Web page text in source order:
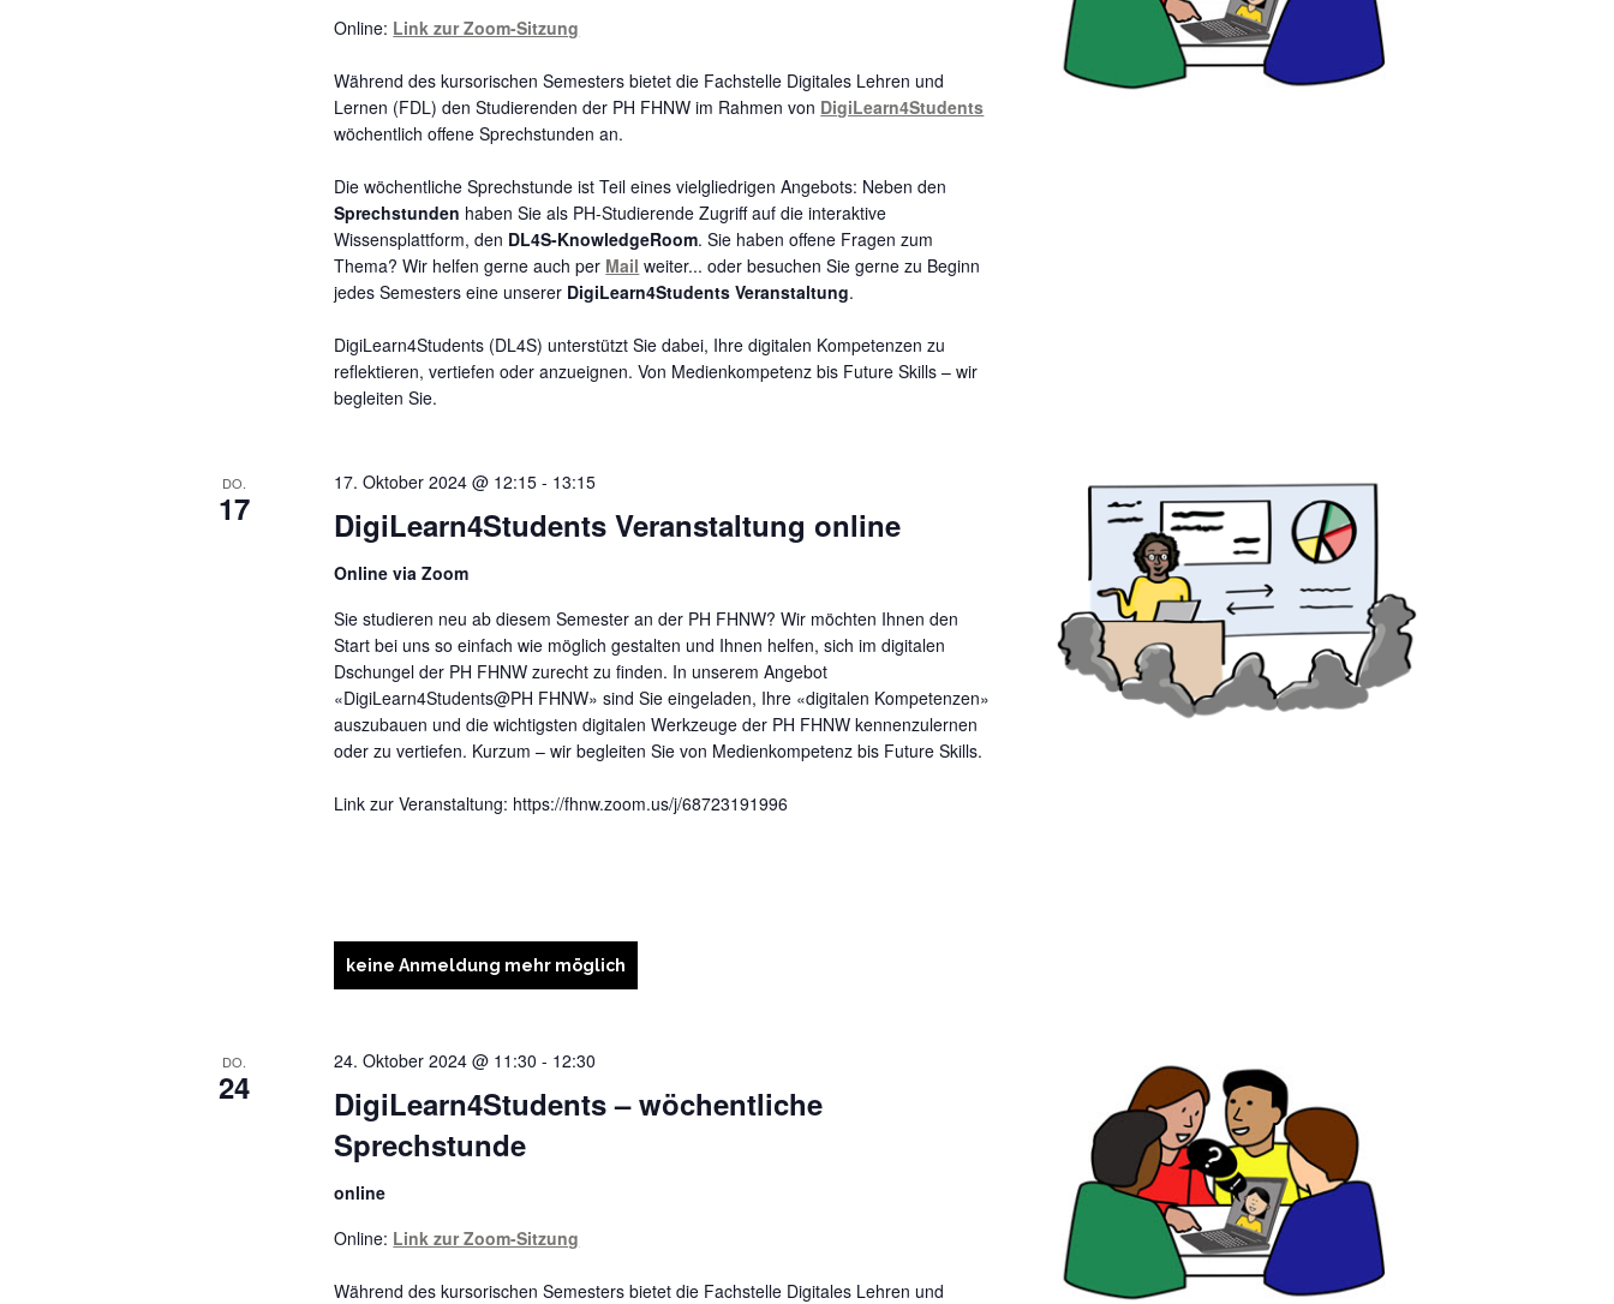
Online: Link zur Zoom-Sitzung
Während des kursorischen Semesters bietet die Fachstelle Digitales Lehren und
Lernen (FDL) den Studierenden der PH FHNW im Rahmen von DigiLearn4Students
wöchentlich offene Sprechstunden an.
Die wöchentliche Sprechstunde ist Teil eines vielgliedrigen Angebots: Neben den
Sprechstunden haben Sie als PH-Studierende Zugriff auf die interaktive
Wissensplattform, den DL4S-KnowledgeRoom. Sie haben offene Fragen zum
Thema? Wir helfen gerne auch per Mail weiter... oder besuchen Sie gerne zu Beginn
jedes Semesters eine unserer DigiLearn4Students Veranstaltung.
DigiLearn4Students (DL4S) unterstützt Sie dabei, Ihre digitalen Kompetenzen zu
reflektieren, vertiefen oder anzueignen. Von Medienkompetenz bis Future Skills – wir
begleiten Sie.
DO.
17 DigiLearn4Students Veranstaltung online
17. Oktober 2024 @ 12:15 - 13:15
Online via Zoom
Sie studieren neu ab diesem Semester an der PH FHNW? Wir möchten Ihnen den
Start bei uns so einfach wie möglich gestalten und Ihnen helfen, sich im digitalen
Dschungel der PH FHNW zurecht zu finden. In unserem Angebot
«DigiLearn4Students@PH FHNW» sind Sie eingeladen, Ihre «digitalen Kompetenzen»
auszubauen und die wichtigsten digitalen Werkzeuge der PH FHNW kennenzulernen
oder zu vertiefen. Kurzum – wir begleiten Sie von Medienkompetenz bis Future Skills.
Link zur Veranstaltung: https://fhnw.zoom.us/j/68723191996
keine Anmeldung mehr möglich
DO.
24
DigiLearn4Students – wöchentliche
Sprechstunde
24. Oktober 2024 @ 11:30 - 12:30
online
Online: Link zur Zoom-Sitzung
Während des kursorischen Semesters bietet die Fachstelle Digitales Lehren und